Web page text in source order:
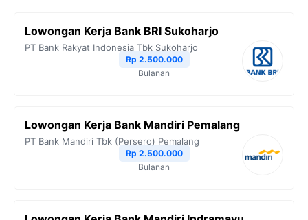
o
e
r
A
n
k
Lowongan Kerja Bank BRI Sukoharjo
PT Bank Rakyat Indonesia Tbk Sukoharjo
Rp 2.500.000
Bulanan
Lowongan Kerja Bank Mandiri Pemalang
PT Bank Mandiri Tbk (Persero) Pemalang
Rp 2.500.000
Bulanan